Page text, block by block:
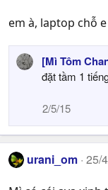
em à, laptop chỗ
[Mì Tôm
đặt tầm 1
2/5/15
urani_om 25/